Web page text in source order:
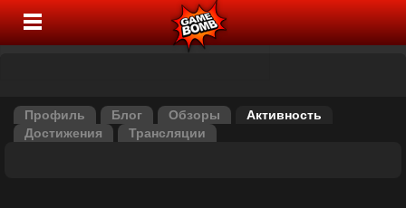
Профиль Блог Обзоры
Активность
Достижения
Трансляции